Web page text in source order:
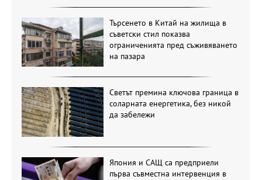
Търсенето в Китай на жилища в
съветски стил показва
ограниченията пред съживяването
на пазара
Светът премина ключова граница в
соларната енергетика, без никой
да забележи
Япония и САЩ са предприели
първа съвместна интервенция в